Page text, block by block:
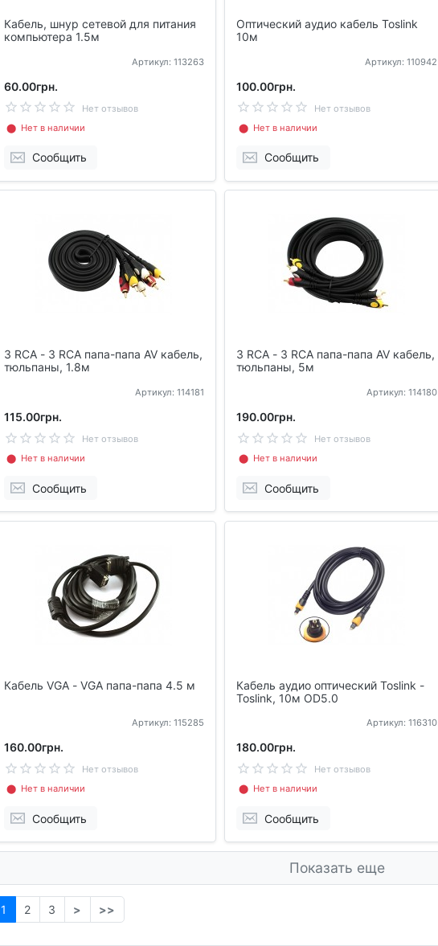
Кабель, шнур сетевой для питания
компьютера 1.5м
Артикул: 113263
60.00грн.
Нет отзывов
⬤ Нет в наличии
Сообщить
Оптический аудио кабель Toslink
10м
Артикул: 110942
100.00грн.
Нет отзывов
⬤ Нет в наличии
Сообщить
3 RCA - 3 RCA папа-папа AV кабель,
тюльпаны, 1.8м
Артикул: 114181
115.00грн.
Нет отзывов
⬤ Нет в наличии
Сообщить
3 RCA - 3 RCA папа-папа AV кабель,
тюльпаны, 5м
Артикул: 114180
190.00грн.
Нет отзывов
⬤ Нет в наличии
Сообщить
Кабель VGA - VGA папа-папа 4.5 м
Артикул: 115285
160.00грн.
Нет отзывов
⬤ Нет в наличии
Сообщить
Кабель аудио оптический Toslink -
Toslink, 10м OD5.0
Артикул: 116310
180.00грн.
Нет отзывов
⬤ Нет в наличии
Сообщить
Показать еще
1 2 3 > >>